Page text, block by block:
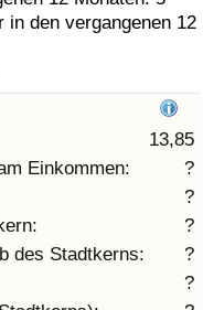
den vergangenen 12
13,85
Einkommen:
?
?
?
des Stadtkerns:
?
?
Land
Land